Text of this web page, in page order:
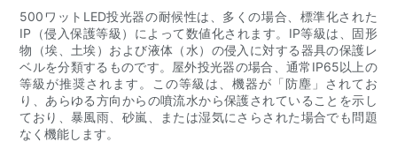
500ワットLED投光器の耐候性は、多くの場合、標準化された
IP（侵入保護等級）によって数値化されます。IP等級は、固形
物（埃、土埃）および液体（水）の侵入に対する器具の保護レ
ベルを分類するものです。屋外投光器の場合、通常IP65以上の
等級が推奨されます。この等級は、機器が「防塵」されてお
り、あらゆる方向からの噴流水から保護されていることを示し
ており、暴風雨、砂嵐、または湿気にさらされた場合でも問題
なく機能します。